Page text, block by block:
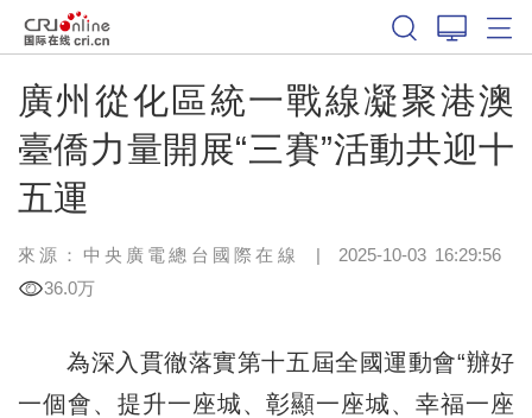
廣州從化區統一戰線凝聚港澳
臺僑力量開展“三賽”活動共迎十
五運
來源：中央廣電總台國際在線 | 2025-10-03 16:29:56
36.0万
為深入貫徹落實第十五屆全國運動會“辦好
一個會、提升一座城、彰顯一座城、幸福一座